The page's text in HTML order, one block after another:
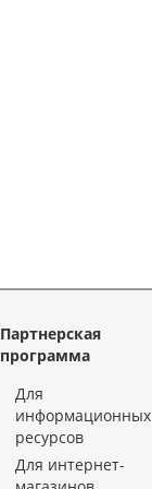
Партнерская
программа
Для
информационных
ресурсов
Для интернет-